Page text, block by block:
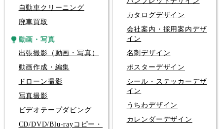
自動車クリーニング
廃車買取
動画・写真
出張撮影（動画・写真）
動画作成・編集
ドローン撮影
写真撮影
ビデオテープダビング
CD/DVD/Blu-rayコピー・
カタログデザイン
会社案内・採用案内デザ
イン
名刺デザイン
ポスターデザイン
シール・ステッカーデザ
イン
うちわデザイン
カレンダーデザイン